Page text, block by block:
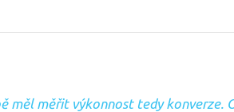
měl měřit výkonnost tedy konverze.